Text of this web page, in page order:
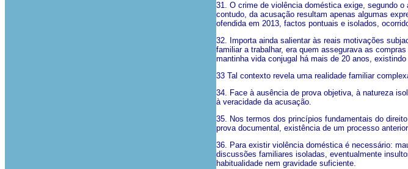
31. O crime de violência doméstica exige, segundo
contudo, da acusação resultam apenas algumas
ofendida em 2013, factos pontuais e isolados,
32. Importa ainda salientar às reais motivações
familiar a trabalhar, era quem assegurava as
mantinha vida conjugal há mais de 20 anos,
33 Tal contexto revela uma realidade familiar
34. Face à ausência de prova objetiva, à natureza
à veracidade da acusação.
35. Nos termos dos princípios fundamentais do
prova documental, existência de um processo
36. Para existir violência doméstica é necessário:
discussões familiares isoladas, eventualmente
habitualidade nem gravidade suficiente.